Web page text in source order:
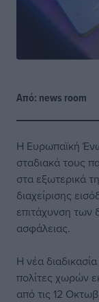
Από: news room
Η Ευρωπαϊκή
σταδιακά τους
στα εξωτερικά
διαχείρισης
επιτάχυνση των
ασφάλειας.
Η νέα
πολίτες χωρών
από τις 12